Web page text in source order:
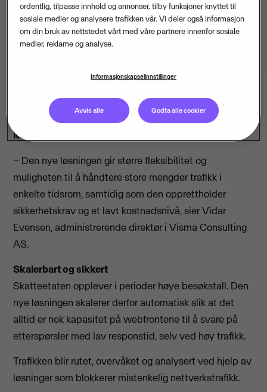
Nye Skatteetaten.no er basert på teknologi fra
Microsoft i samarbeid med Visma Consulting.
– Den nye løsningen gir større fleksibilitet og
muligheten til å håndtere store mengder trafikk i
enkelte tidsrom, samtidig som den opprettholder
sikkerhetskrav og et lavt kostnadsnivå, sier Vidar
Evensen, administrerende direktør i Visma Consulting
AS.
Skalerbart og sikkert
Skatteetaten opplever i perioder høye besøkstall. Den
nye løsningen skalerer derfor automatisk slik at det
alltid er nok kapasitet på webfrontene til å svare på
etterspørsler med lav responstid, selv ved høy trafikk.
Trafikken blir rutet, overvåket og analysert ved hjelp av
løsninger som blokkerer mistenkelig nettverkstrafikk.
ordentlig, tilpasse innhold og annonser, tilby funksjoner knyttet til
sosiale medier og analysere trafikken vår. Vi deler også informasjon
om din bruk av nettstedet vårt med våre partnere innenfor sosiale
medier, reklame og analyse.
Informasjonskapselinnstillinger
Avvis alle Godta alle cookier